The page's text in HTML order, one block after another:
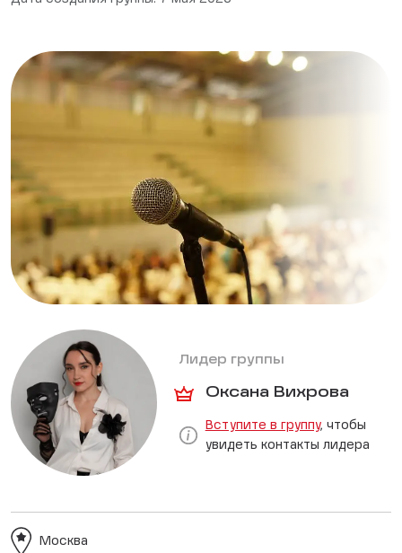
Лидер группы
Оксана Вихрова
Вступите в группу, чтобы
увидеть контакты лидера
Москва